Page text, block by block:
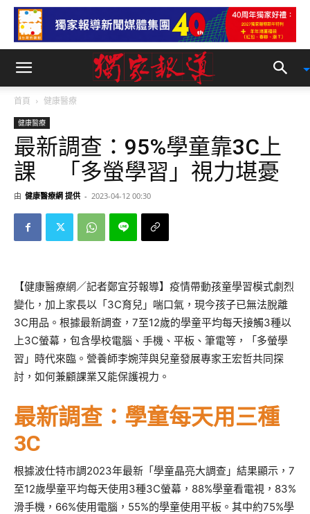
首頁 健康醫療
健康醫療
最新調查：95%學童靠3C上
課 「多螢學習」視力堪憂
由 健康醫療網 提供 - 2023-04-12 00:30
【健康醫療網／記者鄭宜芬報導】疫情帶動孩童學習模式劇烈
變化，加上家長以「3C育兒」喘口氣，現今孩子已無法脫離
3C用品。根據最新調查，7至12歲的學童平均每天接觸3種以
上3C螢幕，包含學校電腦、手機、平板、筆電等，「多螢學
習」時代來臨。營養師李婉萍與兒童發展專家王宏哲共同探
討，如何兼顧課業又能保護視力。
最新調查：學童每天用三種
3C
根據波仕特市調2023年最新「學童晶亮大調查」結果顯示，7
至12歲學童平均每天使用3種3C螢幕，88%學童看電視，83%
滑手機，66%使用電腦，55%的學童使用平板。其中約75%學